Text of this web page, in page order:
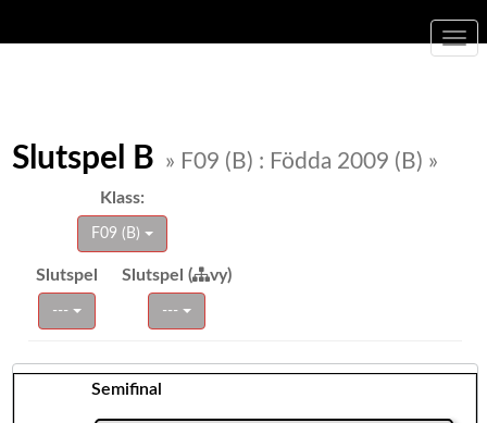
Slutspel B » F09 (B) : Födda 2009 (B) »
Klass:
F09 (B)
Slutspel Slutspel ( vy)
--- ---
Semifinal